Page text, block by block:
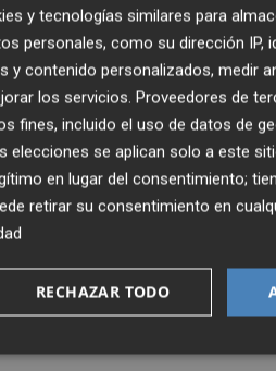
y tecnologías similares para
personales, como su dirección IP,
y contenido personalizados, medir
los servicios. Proveedores de
fines, incluido el uso de datos de
se aplican solo a este
en lugar del consentimiento;
retirar su consentimiento en
RECHAZAR TODO